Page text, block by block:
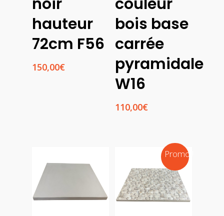
hauteur
72cm F56
150,00€
bois base
carrée
pyramidale
W16
110,00€
Promo !